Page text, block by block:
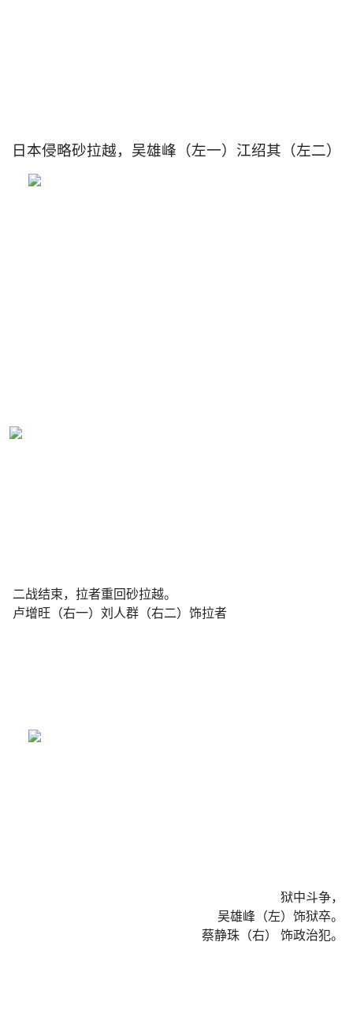
日本侵略砂拉越，吴雄峰（左一）江绍其（左二）
二战结束，拉者重回砂拉越。
卢增旺（右一）刘人群（右二）饰拉者
狱中斗争，
吴雄峰（左）饰狱卒。
蔡静珠（右） 饰政治犯。